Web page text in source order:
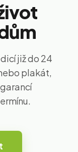
již do 24
plakát,